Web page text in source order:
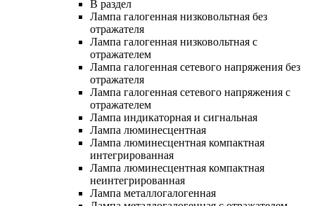
В раздел
Лампа галогенная низковольтная без
отражателя
Лампа галогенная низковольтная с
отражателем
Лампа галогенная сетевого напряжения без
отражателя
Лампа галогенная сетевого напряжения с
отражателем
Лампа индикаторная и сигнальная
Лампа люминесцентная
Лампа люминесцентная компактная
интегрированная
Лампа люминесцентная компактная
неинтегрированная
Лампа металлогалогенная